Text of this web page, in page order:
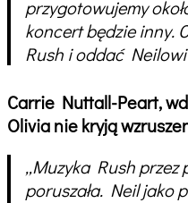
przygotowujemy
koncert będzie inny.
Rush i oddać Neilowi
Carrie Nuttall-Peart,
Olivia nie kryją
„Muzyka Rush przez
poruszała. Neil jako